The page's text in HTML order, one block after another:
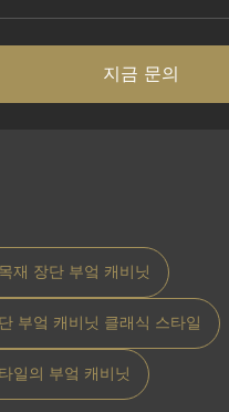
지금 문의
재 장단 부엌 캐비닛
부엌 캐비닛 클래식 스타일
일의 부엌 캐비닛